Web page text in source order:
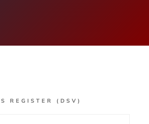
REGISTER (DSV)